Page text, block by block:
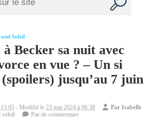
Soleil
à Becker sa nuit avec
en vue ? – Un si
jusqu’au 7 juin
- Modifié le23 mai 2024 à 06:38 ParIsabelle
soleil Pas de commentaire